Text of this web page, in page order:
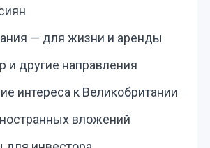
— для жизни и аренды
и другие направления
интереса к Великобритании
вложений